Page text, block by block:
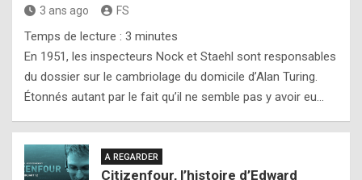
3 ans ago FS
Temps de lecture : 3 minutes
En 1951, les inspecteurs Nock et Staehl sont responsables
du dossier sur le cambriolage du domicile d’Alan Turing.
Étonnés autant par le fait qu’il ne semble pas y avoir eu…
A REGARDER
Citizenfour, l’histoire d’Edward